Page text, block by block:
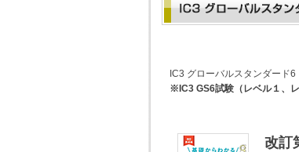
IC3 グローバルスタンダード
※IC3 GS6試験（レベル１、
改訂